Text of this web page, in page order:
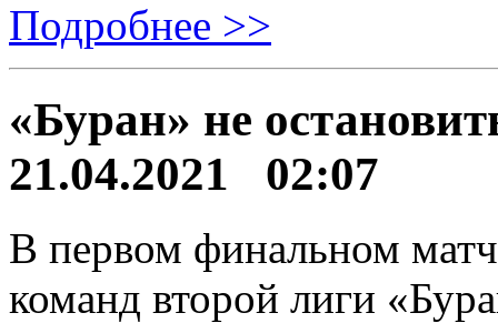
Подробнее >>
«Буран» не
21.04.2021 02:07
В первом финальном
команд второй лиги